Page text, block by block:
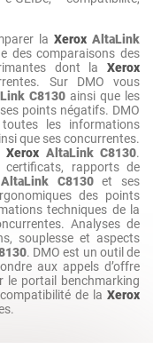
laXerox AltaLink
des comparaisons des
dont la Xerox
Sur DMO vous
C8130 ainsi que les
points négatifs. DMO
les informations
que ses concurrentes.
Xerox AltaLink C8130.
certificats, rapports de
AltaLink C8130et ses
des points
techniques de la
Analyses de
souplesse et aspects
. DMO est un outil de
aux appels d’offre
le portail benchmarking
de la Xerox